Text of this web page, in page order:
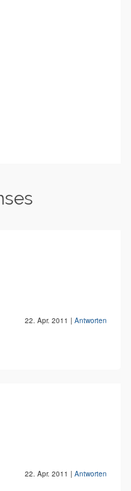
22. Apr. 2011 | Antworten
22. Apr. 2011 | Antworten